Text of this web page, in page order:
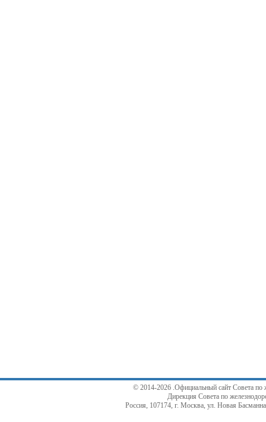
© 2014-2026 .Официальный сайт Совета по
Дирекция Совета по
Россия, 107174, г. Москва, ул. Новая